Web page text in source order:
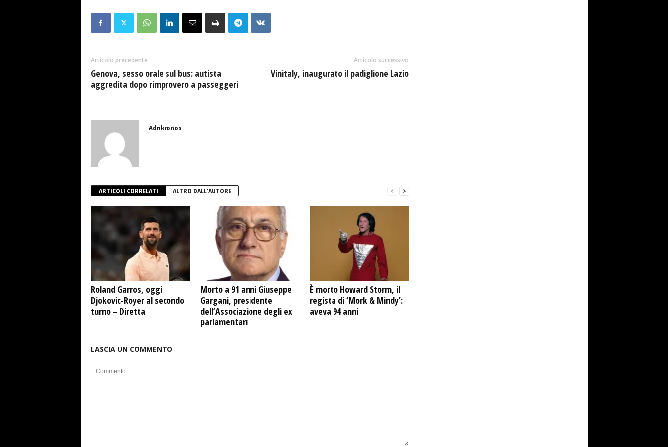
Articolo precedente
Genova, sesso orale sul bus: autista
aggredita dopo rimprovero a passeggeri
Articolo successivo
Vinitaly, inaugurato il padiglione Lazio
Adnkronos
ARTICOLI CORRELATI ALTRO DALL'AUTORE
Roland Garros, oggi
Djokovic-Royer al secondo
turno – Diretta
Morto a 91 anni Giuseppe
Gargani, presidente
dell’Associazione degli ex
parlamentari
È morto Howard Storm, il
regista di ‘Mork & Mindy’:
aveva 94 anni
LASCIA UN COMMENTO